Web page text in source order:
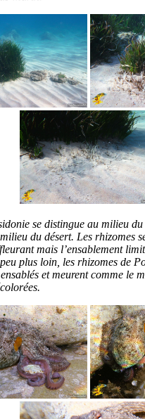
se distingue au milieu du
du désert. Les rhizomes
mais l’ensablement
plus loin, les rhizomes de
et meurent comme le